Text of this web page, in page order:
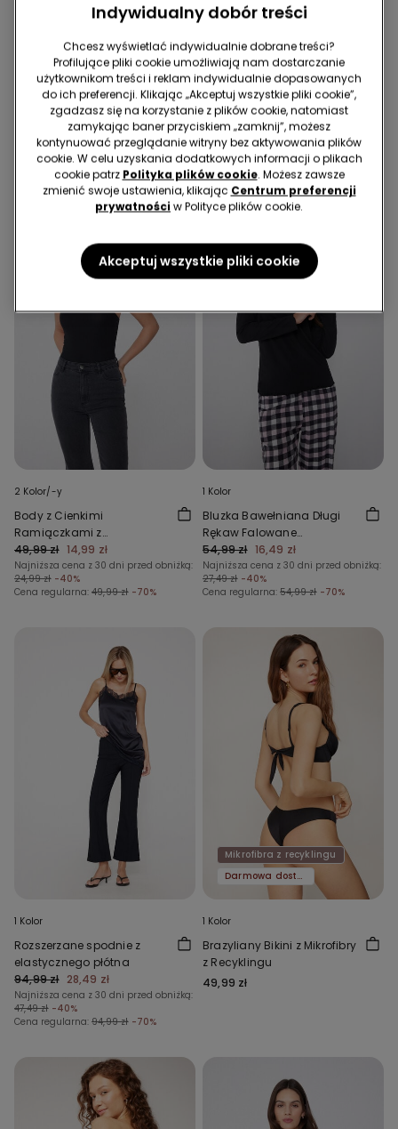
Darmowa dostawa
Jednoczęściowy Kostium
Kąpielowy Bandeau z
Marszczeniem z Mikrofibry z
Recyklingu
3 Kolor/-y
Krótka Bawełniana Piżama
Basic z Lamówkami i
Kieszonką
84,99 zł 25,49 zł
Najniższa cena z 30 dni przed obniżką:
42,49 zł -40%
Cena regularna:84,99 zł -70%
2 Kolor/-y
Body z Cienkimi
Ramiączkami z
Prążkowanej Bawełny
49,99 zł 14,99 zł
Najniższa cena z 30 dni przed obniżką:
24,99 zł -40%
Cena regularna: 49,99 zł -70%
1 Kolor
Bluzka Bawełniana Długi
Rękaw Falowane
Wykończenie
54,99 zł 16,49 zł
Najniższa cena z 30 dni przed obniżką:
27,49 zł -40%
Cena regularna: 54,99 zł -70%
1 Kolor
Rozszerzane spodnie z
elastycznego płótna
94,99 zł 28,49 zł
Najniższa cena z 30 dni przed obniżką:
47,49 zł -40%
Cena regularna: 94,99 zł -70%
Mikrofibra z recyklingu
Darmowa dostawa
1 Kolor
Brazyliany Bikini z Mikrofibry
z Recyklingu
49,99 zł
Indywidualny dobór treści
Chcesz wyświetlać indywidualnie dobrane treści?
Profilujące pliki cookie umożliwiają nam dostarczanie
użytkownikom treści i reklam indywidualnie dopasowanych
do ich preferencji. Klikając „Akceptuj wszystkie pliki cookie”,
zgadzasz się na korzystanie z plików cookie, natomiast
zamykając baner przyciskiem „zamknij”, możesz
kontynuować przeglądanie witryny bez aktywowania plików
cookie. W celu uzyskania dodatkowych informacji o plikach
cookie patrz Polityka plików cookie. Możesz zawsze
zmienić swoje ustawienia, klikając Centrum preferencji
prywatności w Polityce plików cookie.
Akceptuj wszystkie pliki cookie